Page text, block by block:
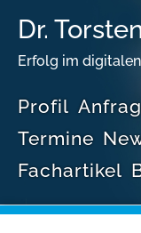
Dr.
Erfolg im
Profil
Termine
Fachartikel